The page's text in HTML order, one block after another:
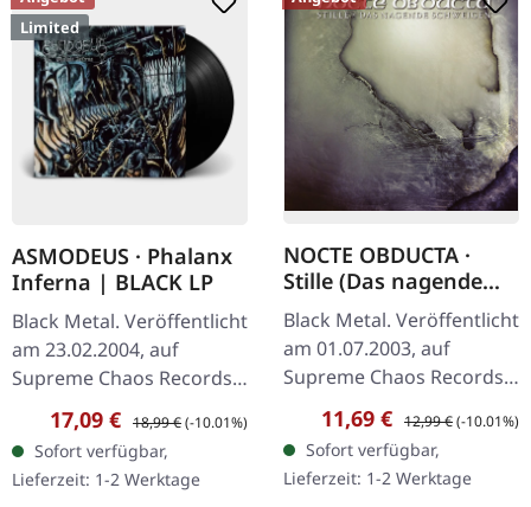
Limited
ASMODEUS · Phalanx
Inferna | BLACK LP
Black Metal. Veröffentlicht
am 23.02.2004, auf
Supreme Chaos Records.
Hochwertiges 180g Vinyl
mit schönem Gatefold
Cover und bedruckten
Innenhüllen.…
Verkaufspreis:
17,09 € Regulärer Preis:
18,99 €(-10.01%)
Sofort verfügbar,
Lieferzeit: 1-2 Werktage
NOCTE OBDUCTA ·
Stille (Das nagende
Schweigen) | CD
Black Metal. Veröffentlicht
am 01.07.2003, auf
Supreme Chaos Records.
CD im Jewelcase. Mit
"Stille (Das nagende
Schweigen)" zeigen sich
Nocte Obducta…
Verkaufspreis:
11,69 € Regulärer Preis:
12,99 €(-10.01%)
Sofort verfügbar,
Lieferzeit: 1-2 Werktage